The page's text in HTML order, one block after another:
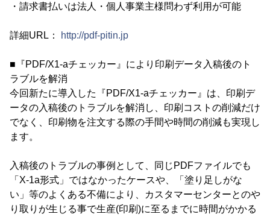
・請求書払いは法人・個人事業主様問わず利用が可能
詳細URL： http://pdf-pitin.jp
■『PDF/X1-aチェッカー』により印刷データ入稿後のト
ラブルを解消
今回新たに導入した『PDF/X1-aチェッカー』は、印刷デ
ータの入稿後のトラブルを解消し、印刷コストの削減だけ
でなく、印刷物を注文する際の手間や時間の削減も実現し
ます。
入稿後のトラブルの事例として、同じPDFファイルでも
「X-1a形式」ではなかったケースや、「塗り足しがな
い」等のよくある不備により、カスタマーセンターとのや
り取りが生じる事で生産(印刷)に至るまでに時間がかかる